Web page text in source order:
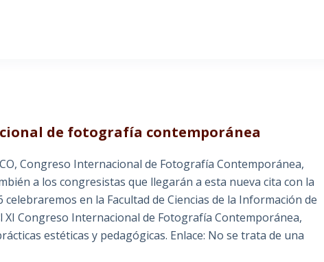
de fotografía contemporánea
Congreso Internacional de Fotografía Contemporánea,
a los congresistas que llegarán a esta nueva cita con la
en la Facultad de Ciencias de la Información de
Congreso Internacional de Fotografía Contemporánea,
estéticas y pedagógicas. Enlace: No se trata de una